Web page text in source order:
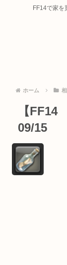
FF14で家を
ホーム
【
09/15